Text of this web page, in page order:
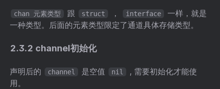
chan 元素类型 跟 struct ， interface
一样，就是
一种类型。后面的元素类型限定了通道具体存储类型。
2.3.2 channel初始化
声明后的 channel 是空值 nil
, 需要初始化才能使
用。